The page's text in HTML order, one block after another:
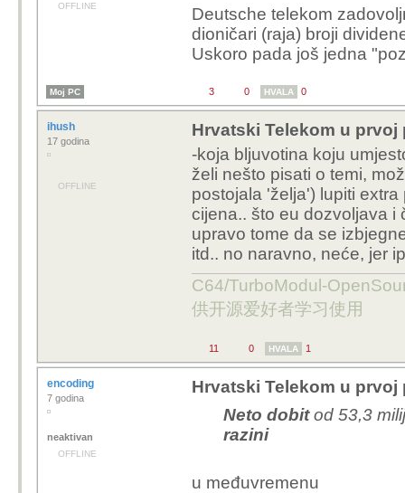
OFFLINE
Deutsche telekom
dioničari (raja) broji
Uskoro pada još jedna
Moj PC 3 0 HVALA 0
ihush
17 godina
OFFLINE
Hrvatski Telekom u
-koja bljuvotina koju
želi nešto pisati o temi,
postojala 'želja') lupiti
cijena.. što eu dozvoljava i
upravo tome da se
itd.. no naravno, neće, jer
C64/TurboModul-
供开源爱好者学习使用
11 0 HVALA 1
encoding
7 godina
neaktivan
OFFLINE
Hrvatski Telekom u
Neto dobitod 53,3
razini
u međuvremenu